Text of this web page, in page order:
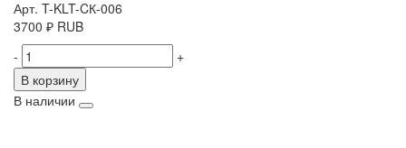
Арт. T-KLT-CК-006
3700 ₽ RUB
-
+
В корзину
В наличии